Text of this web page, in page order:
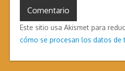
Este sitio usa Akismet para
cómo se procesan los datos de